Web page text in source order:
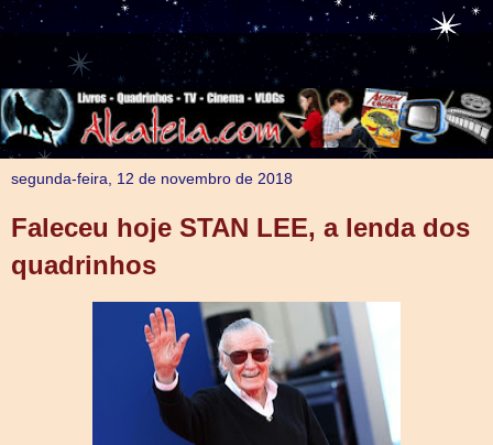
segunda-feira, 12 de novembro de 2018
Faleceu hoje STAN LEE, a lenda dos
quadrinhos